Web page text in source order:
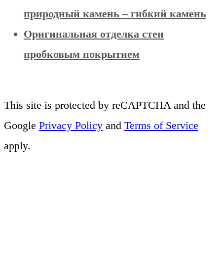
природный камень – гибкий камень
Оригинальная отделка стен
пробковым покрытием
This site is protected by reCAPTCHA and the
Google Privacy Policy and Terms of Service
apply.